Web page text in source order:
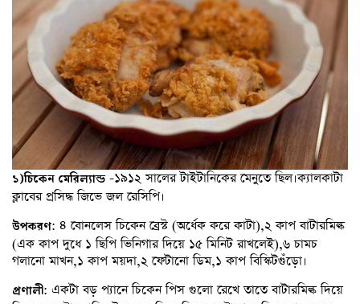
১)চিকেন মেরিল্যান্ড-১৯১২ সালের টাইটানিকের মেনুতে ছিল।ক্যালকাটা
ক্লাবের প্রসিদ্ধ জিভে জল রেসিপি।
উপকরণ: ৪ বোনলেস চিকেন ব্রেস্ট (অর্ধেক করে কাটা),২ কাপ বাটারমিল্ক
(এক কাপ দুধে ১ ছিপি ভিনিগার দিয়ে ১৫ মিনিট রাখলেই),৬ চামচ
গলানো মাখন,১ কাপ ময়দা,২ ফেটানো ডিম,১ কাপ বিস্কিটগুঁড়ো।
প্রণালী: একটা বড় প্যানে চিকেন পিস গুলো রেখে তাতে বাটারমিল্ক দিয়ে